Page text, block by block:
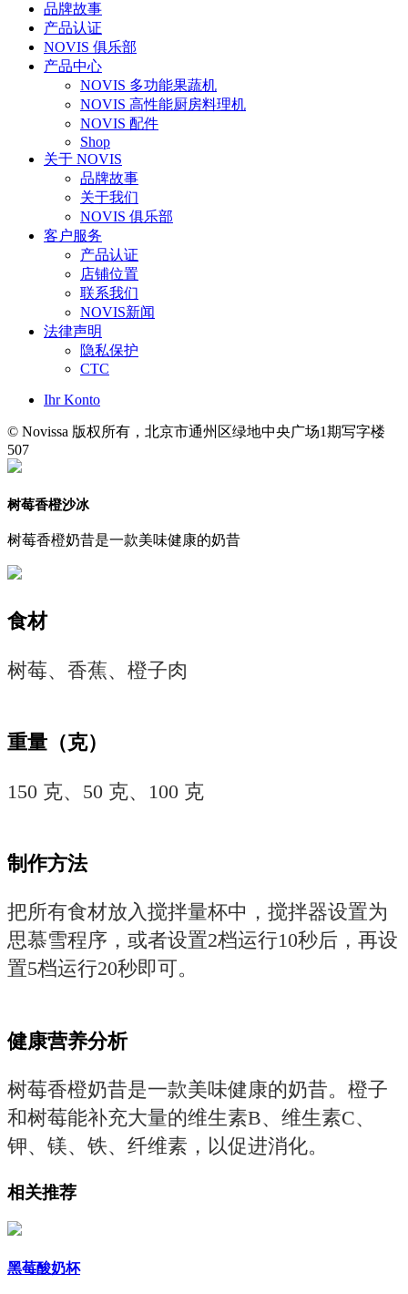
品牌故事
产品认证
NOVIS 俱乐部
产品中心
NOVIS 多功能果蔬机
NOVIS 高性能厨房料理机
NOVIS 配件
Shop
关于 NOVIS
品牌故事
关于我们
NOVIS 俱乐部
客户服务
产品认证
店铺位置
联系我们
NOVIS新闻
法律声明
隐私保护
CTC
Ihr Konto
© Novissa 版权所有，北京市通州区绿地中央广场1期写字楼
507
树莓香橙沙冰
树莓香橙奶昔是一款美味健康的奶昔
食材
树莓、香蕉、橙子肉
重量（克）
150 克、50 克、100 克
制作方法
把所有食材放入搅拌量杯中，搅拌器设置为
思慕雪程序，或者设置2档运行10秒后，再设
置5档运行20秒即可。
健康营养分析
树莓香橙奶昔是一款美味健康的奶昔。橙子
和树莓能补充大量的维生素B、维生素C、
钾、镁、铁、纤维素，以促进消化。
相关推荐
黑莓酸奶杯